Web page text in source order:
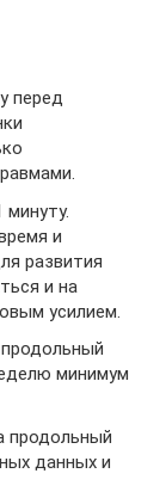
перед
и
развития
и на
усилием.
минимум
продольный
данных и